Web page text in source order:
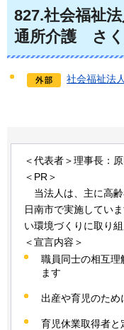
827.社会福祉
通所介護
さ
社会福祉法
＜代表者＞理事長：原
＜PR＞
当法人は、主に高
日南市で実施してい
い環境づくりに取り組
＜宣言内容＞
職員同士の相互理
ます
出産や育児のため
育児休業取得者と